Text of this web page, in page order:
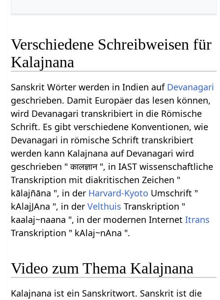
Verschiedene Schreibweisen für
Kalajnana
Sanskrit Wörter werden in Indien auf Devanagari
geschrieben. Damit Europäer das lesen können,
wird Devanagari transkribiert in die Römische
Schrift. Es gibt verschiedene Konventionen, wie
Devanagari in römische Schrift transkribiert
werden kann Kalajnana auf Devanagari wird
geschrieben " कालज्ञान ", in IAST wissenschaftliche
Transkription mit diakritischen Zeichen "
kālajñāna ", in der Harvard-Kyoto Umschrift "
kAlajJAna ", in derVelthuis Transkription "
kaalaj~naana ", in der modernen InternetItrans
Transkription " kAlaj~nAna ".
Video zum Thema Kalajnana
Kalajnana ist ein Sanskritwort. Sanskrit ist die